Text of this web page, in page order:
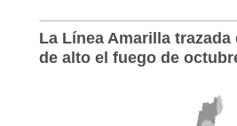
La Línea Amarilla trazada
de alto el fuego de